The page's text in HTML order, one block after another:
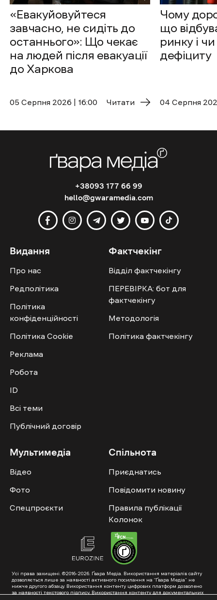
«Евакуйовуйтеся
завчасно, не сидіть до
останнього»: Що чекає
на людей після евакуації
до Харкова
05 Cерпня 2026 | 16:00 Читати
Чому
що
ринку і
дефіциту
04 Cерпня
+38093 177 66 99
hello@gwaramedia.com
Видання
Про нас
Редполітика
Політика
конфіденційності
Політика Cookie
Реклама
Робота
ID
Всі теми
Публічний договір
Фактчекінг
Відділ фактчекінгу
ПЕРЕВІРКА: бот для
фактчекінгу
Методологія
Політика фактчекінгу
Мультимедіа
Відео
Фото
Спецпроєкти
Спільнота
Приєднатись
Повідомити новину
Правила публікації
Колонок
Усі права захищені. ©2016-2026. Ґвара Медіа. Використання матеріалів сайту
дозволяється лише за наявності активного посилання на “Ґвара Медіа” не
нижче другого абзацу. Використання контенту цифрових платформ дозволено
за наявності текстового підпису. Використання контенту для документальних